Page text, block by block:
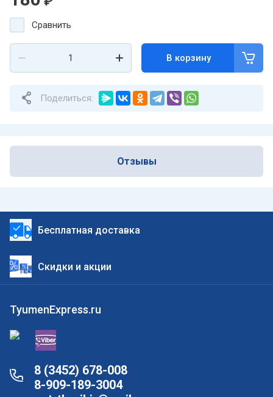
Сравнить
В корзину
Поделиться:
Отзывы
Бесплатная доставка
Скидки и акции
TyumenExpress.ru
8 (3452) 678-008
8-909-189-3004